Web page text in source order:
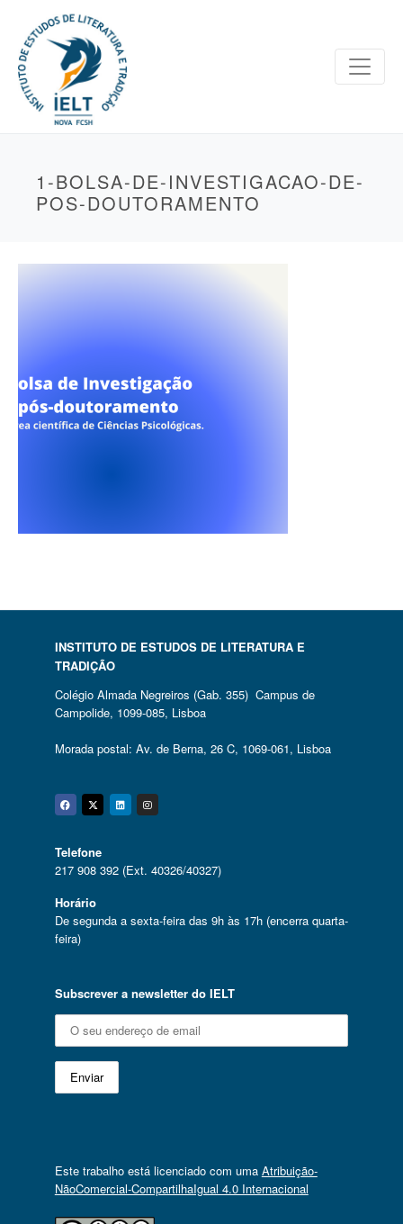
1-BOLSA-DE-INVESTIGACAO-DE-
POS-DOUTORAMENTO
INSTITUTO DE ESTUDOS DE LITERATURA E
TRADIÇÃO
Colégio Almada Negreiros (Gab. 355) Campus de
Campolide, 1099-085, Lisboa
Morada postal: Av. de Berna, 26 C, 1069-061, Lisboa
Facebook
Twitter
Linkedin
Instagram
Telefone
217 908 392 (Ext. 40326/40327)
Horário
De segunda a sexta-feira das 9h às 17h (encerra quarta-
feira)
Subscrever a newsletter do IELT
Este trabalho está licenciado com uma Atribuição-
NãoComercial-CompartilhaIgual 4.0 Internacional